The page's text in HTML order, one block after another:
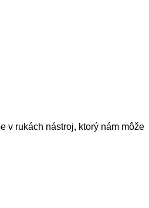
v rukách nástroj, ktorý nám môže